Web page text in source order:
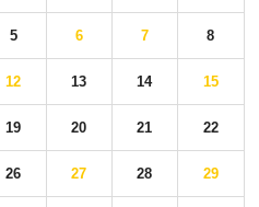
5 6 7 8
12 13 14 15
19 20 21 22
26 27 28 29